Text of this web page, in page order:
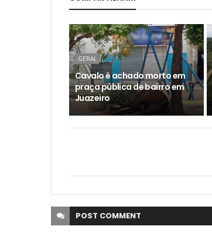
GERAL
Cavalo é achado morto em
praça pública de bairro em
Juazeiro
POST COMMENT